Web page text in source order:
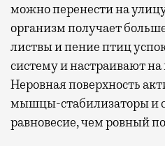
можно перенести на
организм получает
листвы и пение птиц
систему и настраивают
Неровная поверхность
мышцы-стабилизаторы и
равновесие, чем ровный